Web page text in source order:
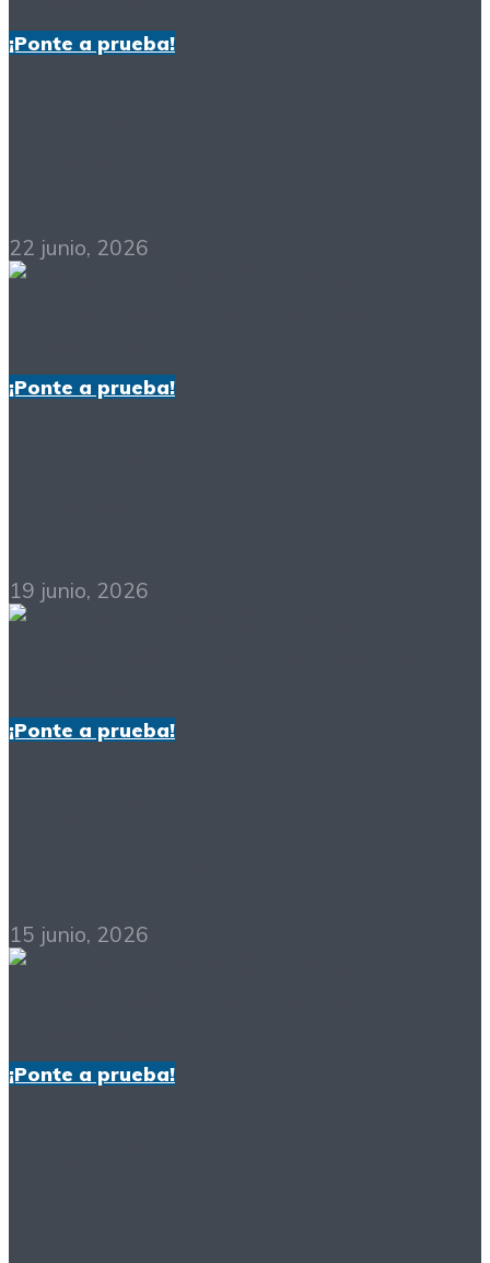
¡Ponte a prueba!
22 junio, 2026
¡Ponte a prueba!
19 junio, 2026
¡Ponte a prueba!
15 junio, 2026
¡Ponte a prueba!